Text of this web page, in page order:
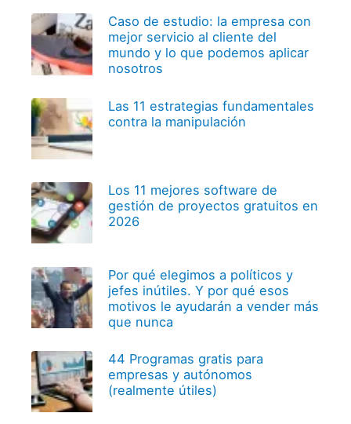
Caso de estudio: la empresa con
mejor servicio al cliente del
mundo y lo que podemos aplicar
nosotros
Las 11 estrategias fundamentales
contra la manipulación
Los 11 mejores software de
gestión de proyectos gratuitos en
2026
Por qué elegimos a políticos y
jefes inútiles. Y por qué esos
motivos le ayudarán a vender más
que nunca
44 Programas gratis para
empresas y autónomos
(realmente útiles)